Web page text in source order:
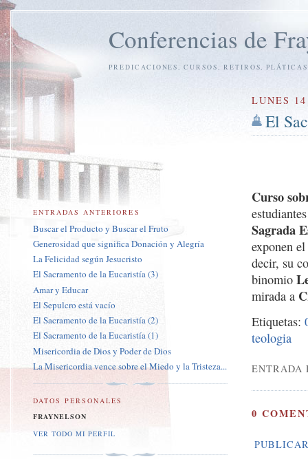
Conferencias de
PREDICACIONES, CURSOS, RETIROS,
LUNES
El
Curso
Sagrada
exponen
decir, su
binomio
mirada a
Etiquetas:
teologia
ENTRADA
0
ENTRADAS ANTERIORES
Buscar el Producto y Buscar el Fruto
Generosidad que significa Donación y Alegría
La Felicidad según Jesucristo
El Sacramento de la Eucaristía (3)
Amar y Educar
El Sepulcro está vacío
El Sacramento de la Eucaristía (2)
El Sacramento de la Eucaristía (1)
Misericordia de Dios y Poder de Dios
La Misericordia vence sobre el Miedo y la Tristeza...
DATOS PERSONALES
FRAYNELSON
VER TODO MI PERFIL